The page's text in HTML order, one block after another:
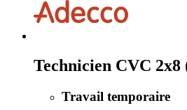
Technicien CVC
Travail temporaire